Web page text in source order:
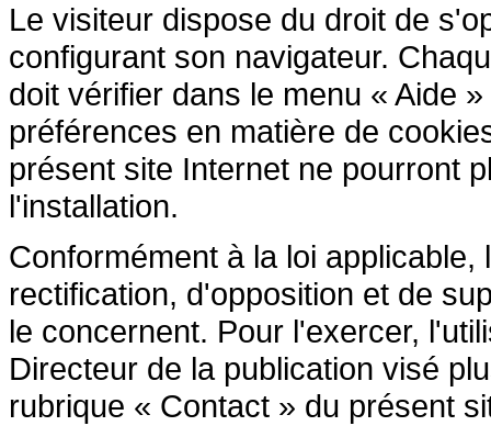
Le visiteur dispose du droit de
configurant son navigateur.
doit vérifier dans le menu « Aide
préférences en matière de
présent site Internet ne pourront
l'installation.
Conformément à la loi
rectification, d'opposition et de
le concernent. Pour l'exercer,
Directeur de la publication visé
rubrique « Contact » du présent